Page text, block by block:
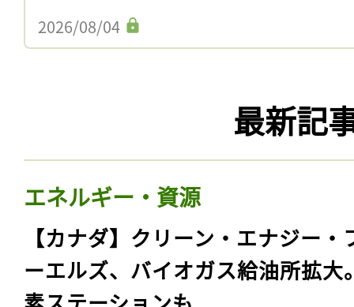
2026/08/04
最新記
エネルギー・資源
【カナダ】クリーン・エナジー・
ーエルズ、バイオガス給油所拡大